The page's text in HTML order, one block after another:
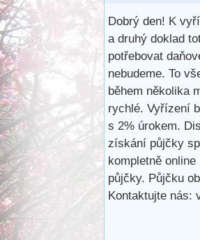
Dobrý den! K
a druhý doklad
potřebovat
nebudeme. To
během několika
rychlé. Vyřízení
s 2% úrokem.
získání půjčky
kompletně
půjčky. Půjčku
Kontaktujte nás: